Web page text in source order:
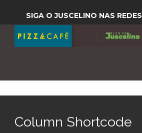
SIGA O JUSCELINO NAS REDES
Column Shortcode